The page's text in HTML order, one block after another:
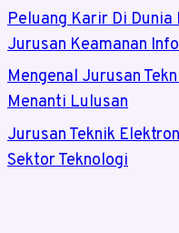
Peluang Karir Di Dunia
Jurusan Keamanan
Mengenal Jurusan
Menanti Lulusan
Jurusan Teknik
Sektor Teknologi